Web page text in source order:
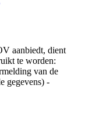
aanbiedt, dient
te worden:
van de
gegevens) -